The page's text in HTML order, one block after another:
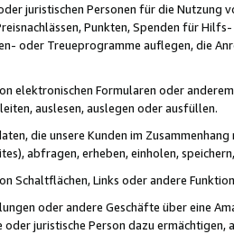
juristischen Personen für die Nutzung
Punkten, Spenden für
oder Treueprogramme auflegen, die
elektronischen Formularen oder
auslesen, auslegen oder ausfüllen.
die unsere Kunden im
abfragen, erheben, einholen,
Schaltflächen, Links oder andere
oder andere Geschäfte über eine
oder juristische Person dazu